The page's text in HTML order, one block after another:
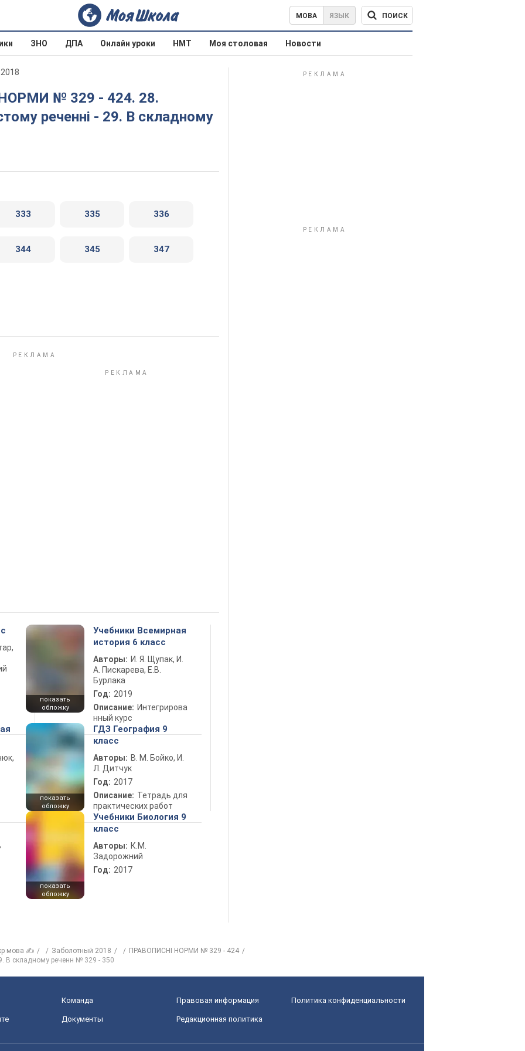
МОВА ЯЗЫК ПОИСК
ЗНО ДПА Онлайн уроки НМТ Моя столовая Новости
реченні - 29. В складному
333 335 336
344 345 347
показать
обложку
Учебники Всемирная
история 6 класс
Авторы: И. Я. Щупак, И.
А. Пискарева, Е.В.
Бурлака
Год: 2019
Описание: Интегрирова
нный курс
показать
обложку
ГДЗ География 9
класс
Авторы: В. М. Бойко, И.
Л. Дитчук
Год: 2017
Описание: Тетрадь для
практических работ
показать
обложку
Учебники Биология 9
класс
Авторы: К.М.
Задорожний
Год: 2017
мова ✍ Заболотный 2018
ПРАВОПИСНІ НОРМИ № 329 - 424
В складному реченн № 329 - 350
Команда Правовая информация Политика конфиденциальности
Документы Редакционная политика